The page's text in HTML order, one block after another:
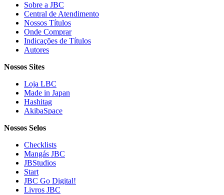
Sobre a JBC
Central de Atendimento
Nossos Títulos
Onde Comprar
Indicações de Títulos
Autores
Nossos Sites
Loja LBC
Made in Japan
Hashitag
AkibaSpace
Nossos Selos
Checklists
Mangás JBC
JBStudios
Start
JBC Go Digital!
Livros JBC